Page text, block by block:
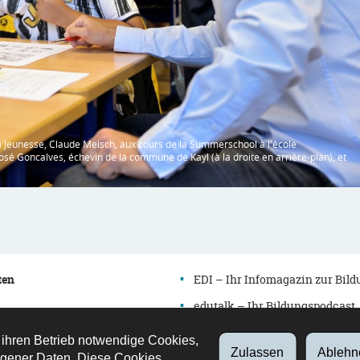
Betrieb notwendige Cookies,
Zulassen
Claude Meisch, aux cours de la Summerschool à l'école
Goncalves, échevin de la commune de Kayl (à la droite en arrière-plan), et
EDI – Ihr Infomagazin zur
edutalk – Ihr Bildungspodcast
Newsletter